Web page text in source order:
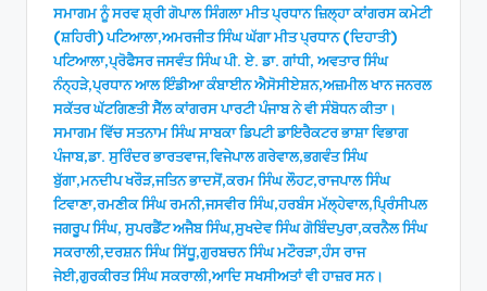
ਸਮਾਗਮ ਨੂੰ ਸਰਵ ਸ਼੍ਰੀ ਗੋਪਾਲ ਸਿੰਗਲਾ ਮੀਤ ਪ੍ਰਧਾਨ ਜ਼ਿਲ੍ਹਾ ਕਾਂਗਰਸ ਕਮੇਟੀ
(ਸ਼ਹਿਰੀ) ਪਟਿਆਲਾ,ਅਮਰਜੀਤ ਸਿੰਘ ਘੱਗਾ ਮੀਤ ਪ੍ਰਧਾਨ (ਦਿਹਾਤੀ)
ਪਟਿਆਲਾ,ਪ੍ਰੋਫੈਸਰ ਜਸਵੰਤ ਸਿੰਘ ਪੀ. ਏ. ਡਾ. ਗਾਂਧੀ, ਅਵਤਾਰ ਸਿੰਘ
ਨੰਨ੍ਹੜੇ,ਪ੍ਰਧਾਨ ਆਲ ਇੰਡੀਆ ਕੰਬਾਈਨ ਐਸੋਸੀਏਸ਼ਨ,ਅਜ਼ਮੀਲ ਖਾਨ ਜਨਰਲ
ਸਕੱਤਰ ਘੱਟਗਿਣਤੀ ਸੈੱਲ ਕਾਂਗਰਸ ਪਾਰਟੀ ਪੰਜਾਬ ਨੇ ਵੀ ਸੰਬੋਧਨ ਕੀਤਾ।
ਸਮਾਗਮ ਵਿੱਚ ਸਤਨਾਮ ਸਿੰਘ ਸਾਬਕਾ ਡਿਪਟੀ ਡਾਇਰੈਕਟਰ ਭਾਸ਼ਾ ਵਿਭਾਗ
ਪੰਜਾਬ,ਡਾ. ਸੁਰਿੰਦਰ ਭਾਰਤਵਾਜ,ਵਿਜੇਪਾਲ ਗਰੇਵਾਲ,ਭਗਵੰਤ ਸਿੰਘ
ਬੁੱਗਾ,ਮਨਦੀਪ ਖਰੌੜ,ਜਤਿਨ ਭਾਦਸੋਂ,ਕਰਮ ਸਿੰਘ ਲੌਹਟ,ਰਾਜਪਾਲ ਸਿੰਘ
ਟਿਵਾਣਾ,ਰਮਣੀਕ ਸਿੰਘ ਰਮਨੀ,ਜਸਵੀਰ ਸਿੰਘ,ਹਰਬੰਸ ਮੱਲ੍ਹੇਵਾਲ,ਪ੍ਰਿੰਸੀਪਲ
ਜਗਰੂਪ ਸਿੰਘ, ਸੁਪਰਡੈਂਟ ਅਜੈਬ ਸਿੰਘ,ਸੁਖਦੇਵ ਸਿੰਘ ਗੋਬਿੰਦਪੁਰਾ,ਕਰਨੈਲ ਸਿੰਘ
ਸਕਰਾਲੀ,ਦਰਸ਼ਨ ਸਿੰਘ ਸਿੱਧੂ,ਗੁਰਬਚਨ ਸਿੰਘ ਮਟੌਰੜਾ,ਹੰਸ ਰਾਜ
ਜੇਈ,ਗੁਰਕੀਰਤ ਸਿੰਘ ਸਕਰਾਲੀ,ਆਦਿ ਸਖਸੀਅਤਾਂ ਵੀ ਹਾਜ਼ਰ ਸਨ।